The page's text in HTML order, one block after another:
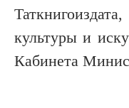
культуры и
Кабинета